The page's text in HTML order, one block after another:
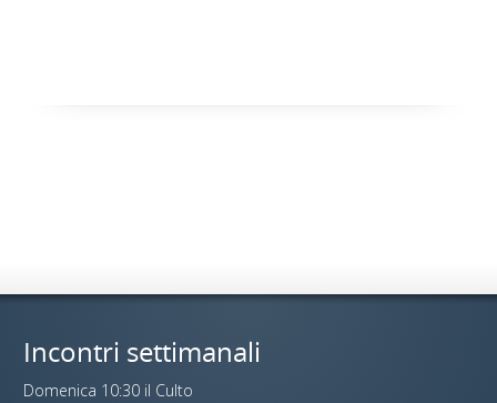
Incontri settimanali
Domenica 10:30 il Culto